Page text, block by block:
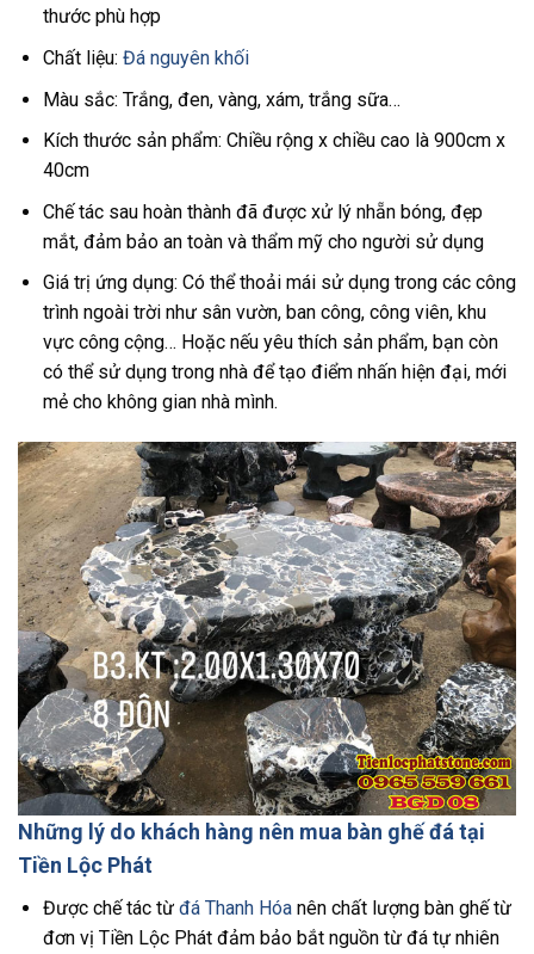
thước phù hợp
Chất liệu: Đá nguyên khối
Màu sắc: Trắng, đen, vàng, xám, trắng sữa…
Kích thước sản phẩm: Chiều rộng x chiều cao là 900cm x
40cm
Chế tác sau hoàn thành đã được xử lý nhẵn bóng, đẹp
mắt, đảm bảo an toàn và thẩm mỹ cho người sử dụng
Giá trị ứng dụng: Có thể thoải mái sử dụng trong các công
trình ngoài trời như sân vườn, ban công, công viên, khu
vực công cộng… Hoặc nếu yêu thích sản phẩm, bạn còn
có thể sử dụng trong nhà để tạo điểm nhấn hiện đại, mới
mẻ cho không gian nhà mình.
Những lý do khách hàng nên mua bàn ghế đá tại
Tiền Lộc Phát
Được chế tác từ đá Thanh Hóanên chất lượng bàn ghế từ
đơn vị Tiền Lộc Phát đảm bảo bắt nguồn từ đá tự nhiên